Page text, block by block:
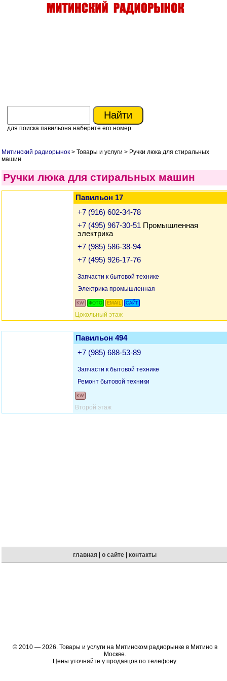
для поиска павильона наберите его номер
Митинский радиорынок > Товары и услуги > Ручки люка для стиральных
машин
Ручки люка для стиральных машин
Павильон 17
+7 (916) 602-34-78
+7 (495) 967-30-51 Промышленная
электрика
+7 (985) 586-38-94
+7 (495) 926-17-76
Запчасти к бытовой технике
Электрика промышленная
KW ФОТО EMAIL САЙТ
Цокольный этаж
Павильон 494
+7 (985) 688-53-89
Запчасти к бытовой технике
Ремонт бытовой техники
KW
Второй этаж
главная |о сайте |контакты
© 2010 — 2026. Товары и услуги на Митинском радиорынке в Митино в
Москве.
Цены уточняйте у продавцов по телефону.